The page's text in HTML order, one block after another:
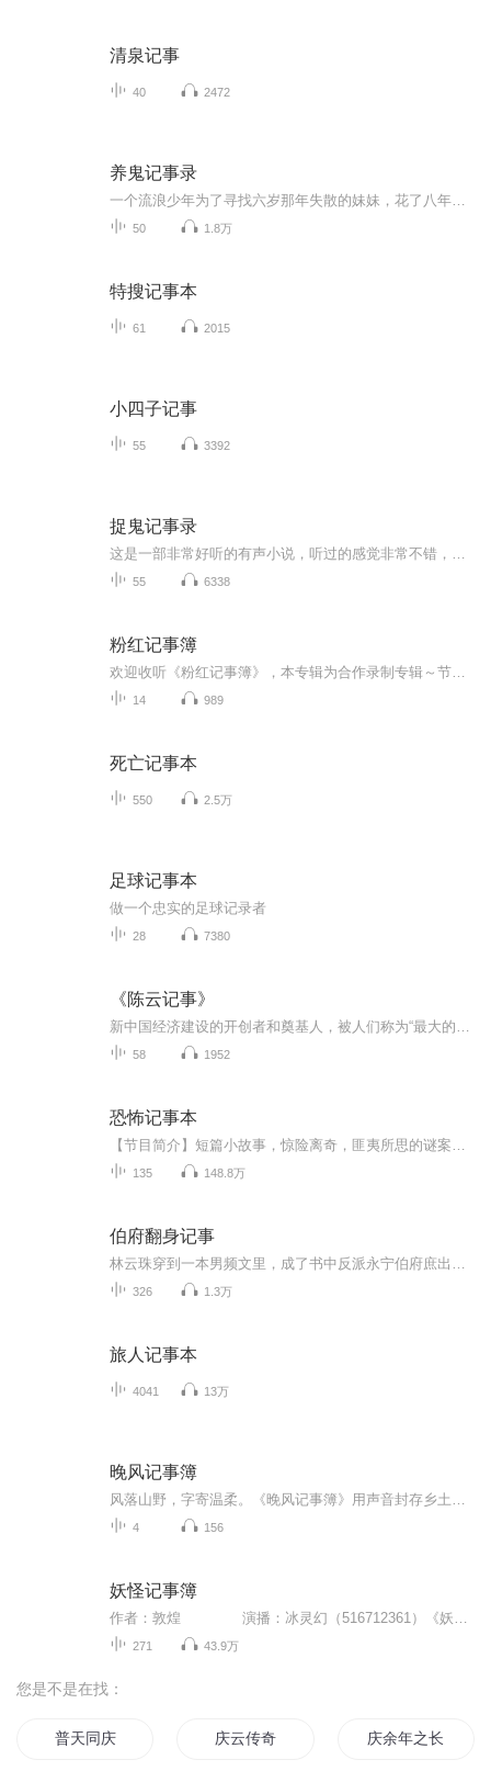
清泉记事
40 2472
养鬼记事录
50 1.8万
特搜记事本
61 2015
小四子记事
55 3392
捉鬼记事录
55 6338
粉红记事簿
14 989
死亡记事本
550 2.5万
足球记事本
做一个忠实的足球记录者
28 7380
《陈云记事》
58 1952
恐怖记事本
135 148.8万
伯府翻身记事
326 1.3万
旅人记事本
4041 13万
晚风记事簿
4 156
妖怪记事簿
271 43.9万
您是不是在找：
普天同庆 庆云传奇 庆余年之长歌行